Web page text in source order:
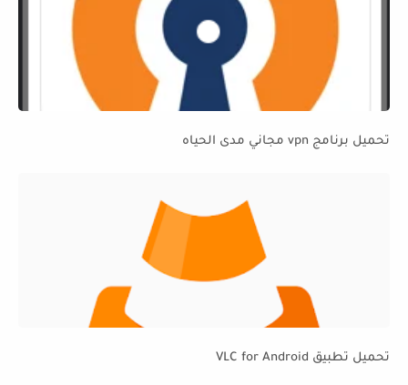
تحميل برنامج vpn مجاني مدى الحياه
تحميل تطبيق VLC for Android